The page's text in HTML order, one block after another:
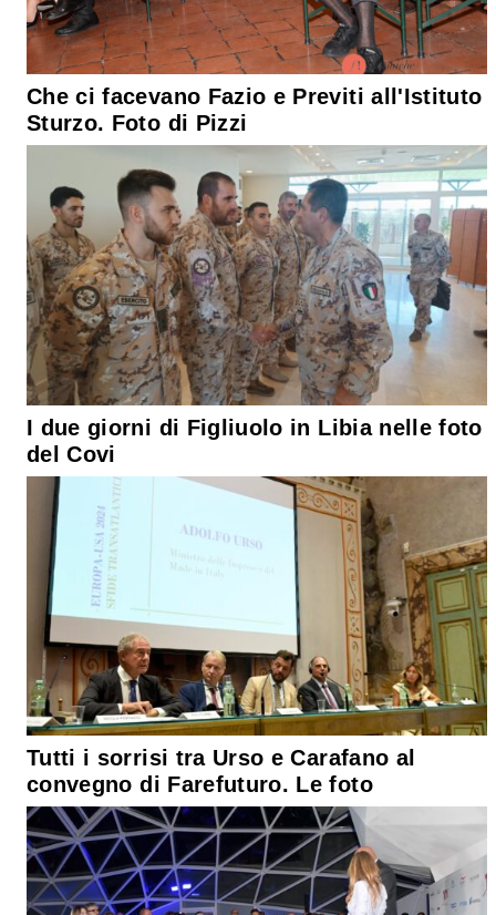
Che ci facevano Fazio e Previti all'Istituto
Sturzo. Foto di Pizzi
I due giorni di Figliuolo in Libia nelle foto
del Covi
Tutti i sorrisi tra Urso e Carafano al
convegno di Farefuturo. Le foto